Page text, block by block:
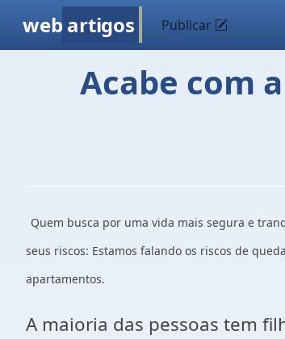
web artigos Publicar
Acabe com
Quem busca por uma vida mais segura e
seus riscos: Estamos falando os riscos de
apartamentos.
A maioria das pessoas tem